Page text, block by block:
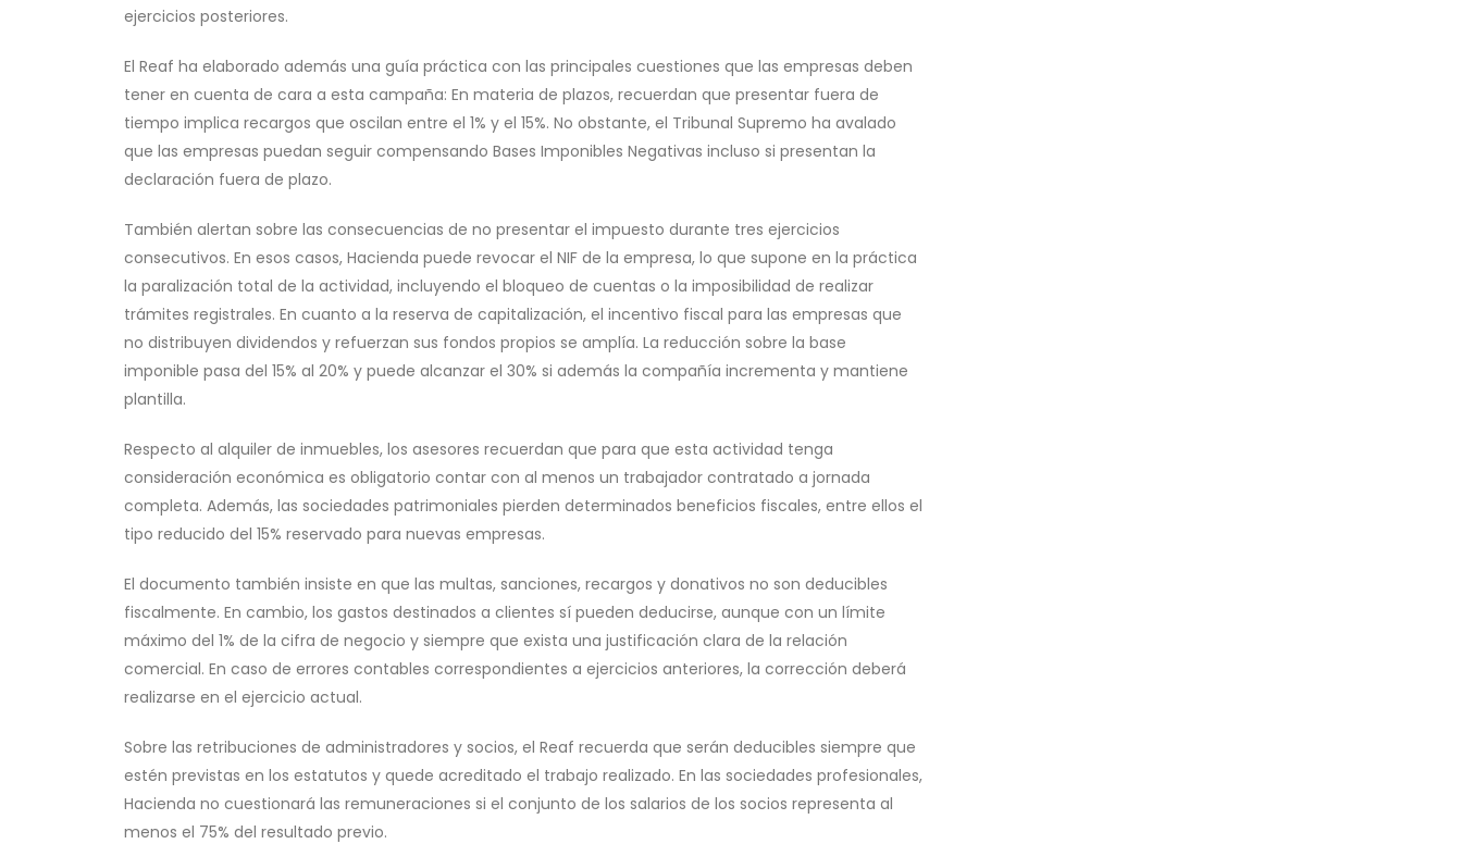
ejercicios posteriores.
El Reaf ha elaborado además una guía práctica con las principales cuestiones que las empresas deben
tener en cuenta de cara a esta campaña: En materia de plazos, recuerdan que presentar fuera de
tiempo implica recargos que oscilan entre el 1% y el 15%. No obstante, el Tribunal Supremo ha avalado
que las empresas puedan seguir compensando Bases Imponibles Negativas incluso si presentan la
declaración fuera de plazo.
También alertan sobre las consecuencias de no presentar el impuesto durante tres ejercicios
consecutivos. En esos casos, Hacienda puede revocar el NIF de la empresa, lo que supone en la práctica
la paralización total de la actividad, incluyendo el bloqueo de cuentas o la imposibilidad de realizar
trámites registrales. En cuanto a la reserva de capitalización, el incentivo fiscal para las empresas que
no distribuyen dividendos y refuerzan sus fondos propios se amplía. La reducción sobre la base
imponible pasa del 15% al 20% y puede alcanzar el 30% si además la compañía incrementa y mantiene
plantilla.
Respecto al alquiler de inmuebles, los asesores recuerdan que para que esta actividad tenga
consideración económica es obligatorio contar con al menos un trabajador contratado a jornada
completa. Además, las sociedades patrimoniales pierden determinados beneficios fiscales, entre ellos el
tipo reducido del 15% reservado para nuevas empresas.
El documento también insiste en que las multas, sanciones, recargos y donativos no son deducibles
fiscalmente. En cambio, los gastos destinados a clientes sí pueden deducirse, aunque con un límite
máximo del 1% de la cifra de negocio y siempre que exista una justificación clara de la relación
comercial. En caso de errores contables correspondientes a ejercicios anteriores, la corrección deberá
realizarse en el ejercicio actual.
Sobre las retribuciones de administradores y socios, el Reaf recuerda que serán deducibles siempre que
estén previstas en los estatutos y quede acreditado el trabajo realizado. En las sociedades profesionales,
Hacienda no cuestionará las remuneraciones si el conjunto de los salarios de los socios representa al
menos el 75% del resultado previo.